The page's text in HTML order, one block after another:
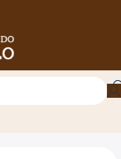
C/Ligadura